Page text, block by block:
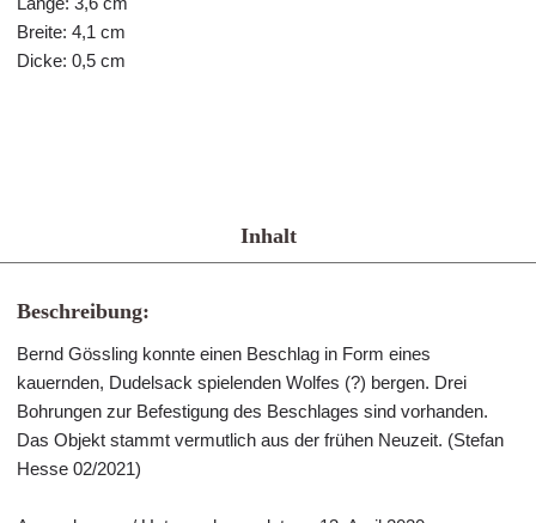
Breite: 4,1 cm
Dicke: 0,5 cm
Inhalt
Beschreibung:
Bernd Gössling konnte einen Beschlag in Form eines
kauernden, Dudelsack spielenden Wolfes (?) bergen. Drei
Bohrungen zur Befestigung des Beschlages sind vorhanden.
Das Objekt stammt vermutlich aus der frühen Neuzeit. (Stefan
Hesse 02/2021)